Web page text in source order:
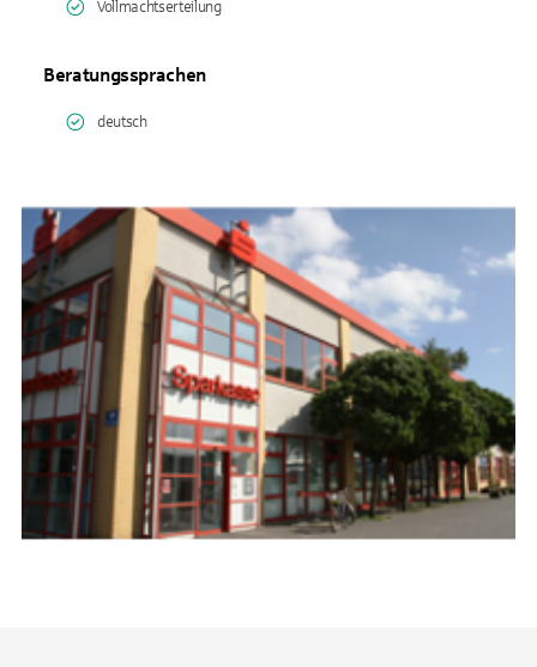
Vollmachtserteilung
Beratungssprachen
deutsch